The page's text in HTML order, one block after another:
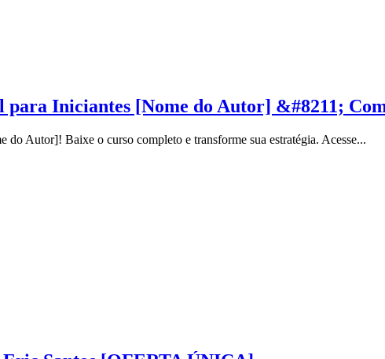
Iniciantes [Nome do Autor] &#8211;
Autor]! Baixe o curso completo e transforme sua estratégia. Acesse...